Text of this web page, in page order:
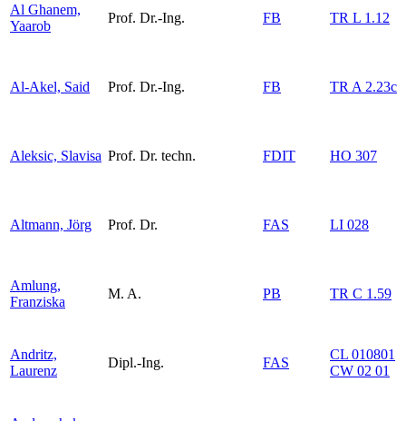
Al Ghanem,
Yaarob
Prof. Dr.-Ing. FB TR L 1.12
Al-Akel, Said Prof. Dr.-Ing. FB TR A 2.23c
Aleksic, Slavisa Prof. Dr. techn. FDIT HO 307
Altmann, Jörg Prof. Dr. FAS LI 028
Amlung,
Franziska
M. A. PB TR C 1.59
Andritz,
Laurenz
Dipl.-Ing. FAS
CL 010801
CW 02 01